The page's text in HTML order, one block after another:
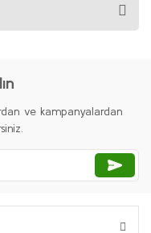
ve kampanyalardan